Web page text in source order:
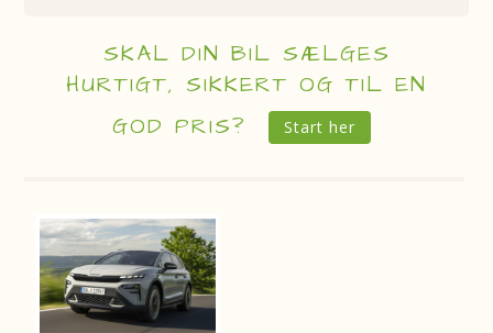
SKAL DIN BIL SÆLGES
HURTIGT, SIKKERT OG TIL EN
GOD PRIS?
Start her